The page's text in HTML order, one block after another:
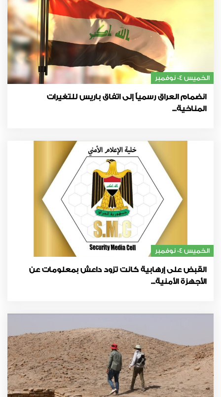
الخميس 04 نوفمبر
انضمام العراق رسمياً إلى اتفاق باريس للتغيرات
المناخية...
الخميس 04 نوفمبر
القبض على إرهابية كانت تزود داعش بمعلومات عن
الأجهزة الأمنية...